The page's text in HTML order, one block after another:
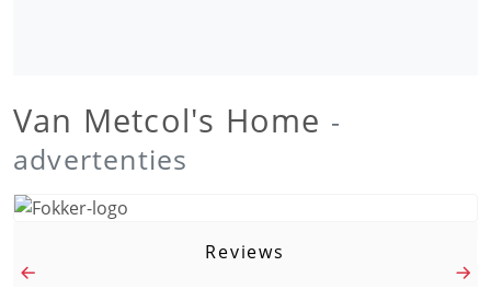
Van Metcol's Home -
advertenties
Reviews